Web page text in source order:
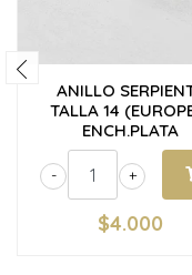
ANILLO
TALLA 14
ENCH.PLATA
+
-
$4.000